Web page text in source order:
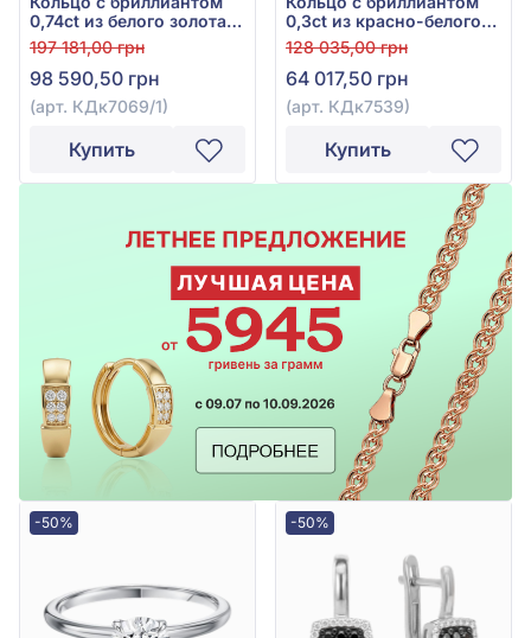
0,74ct из белого золота
585°, арт. КДк7069/1
197 181,00 грн
98 590,50 грн
(арт. КДк7069/1)
Купить
0,3ct из красно-белого
золота 585°, арт.
КДк7539
128 035,00 грн
64 017,50 грн
(арт. КДк7539)
Купить
-50% -50%